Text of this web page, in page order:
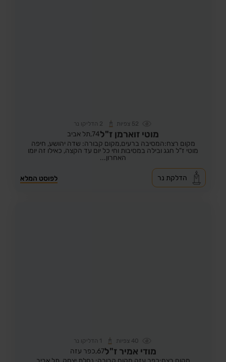
52 צפיות 2 הדליקו נר
מוטי זוארמן ז"ל74, תל אביב
מקום רצח:המסיבה ברעים,מקום קבורה: שדה יהושע, חיפה
מוטי ז"ל חגג ובילה במסיבות וחי כל יום עד הקצה, כאילו זה יומו
האחרון...
לפוסט המלא הדלקת נר
40 צפיות 1 הדליקו נר
מודי אמיר ז"ל67, כפר עזה